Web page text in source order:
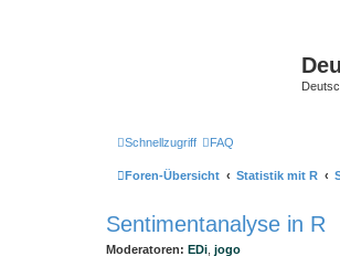
Schnellzugriff FAQ
Foren-Übersicht Statistik mit R
Sentimentanalyse in R
Moderatoren: EDi jogo